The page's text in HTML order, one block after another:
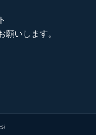
いします。